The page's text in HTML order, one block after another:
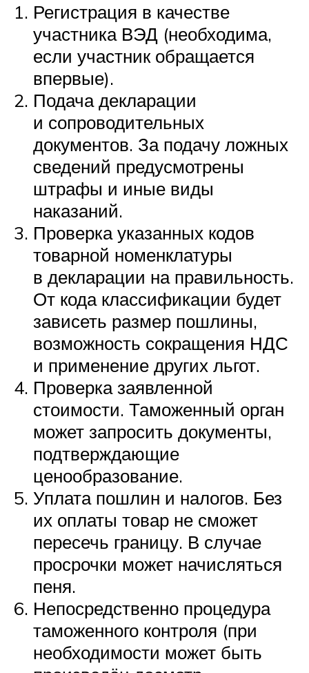
Регистрация в качестве
участника ВЭД (необходима,
если участник обращается
впервые).
Подача декларации
и сопроводительных
документов. За подачу ложных
сведений предусмотрены
штрафы и иные виды
наказаний.
Проверка указанных кодов
товарной номенклатуры
в декларации на правильность.
От кода классификации будет
зависеть размер пошлины,
возможность сокращения НДС
и применение других льгот.
Проверка заявленной
стоимости. Таможенный орган
может запросить документы,
подтверждающие
ценообразование.
Уплата пошлин и налогов. Без
их оплаты товар не сможет
пересечь границу. В случае
просрочки может начисляться
пеня.
Непосредственно процедура
таможенного контроля (при
необходимости может быть